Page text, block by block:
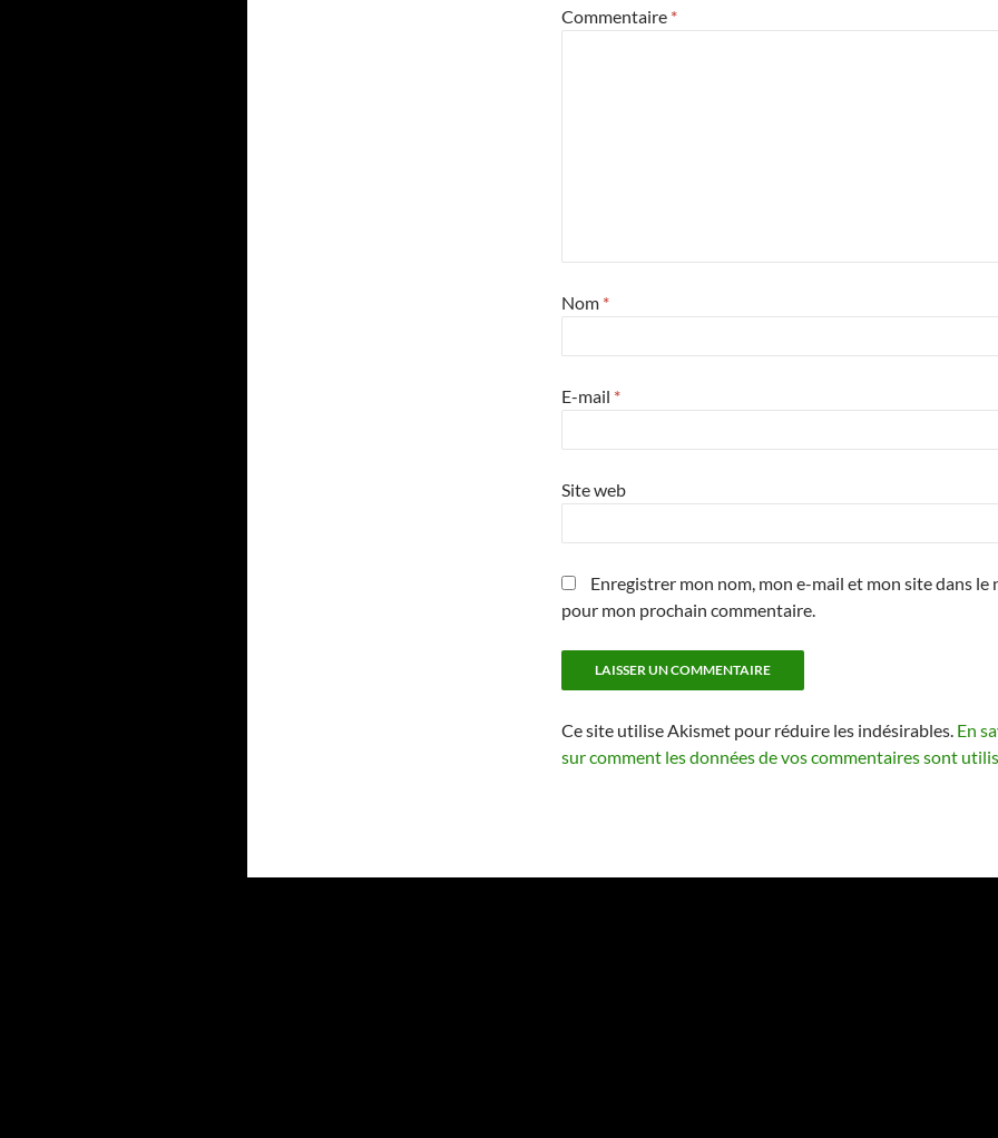
Commentaire *
Nom *
E-mail *
Site web
Enregistrer mon nom, mon e-mail et mon site dans le
pour mon prochain commentaire.
Ce site utilise Akismet pour réduire les indésirables. En
sur comment les données de vos commentaires sont